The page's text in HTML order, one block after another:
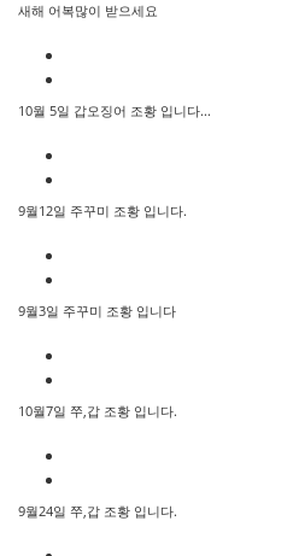
새해 어복많이 받으세요
10월 5일 갑오징어 조황 입니다...
9월12일 주꾸미 조황 입니다.
9월3일 주꾸미 조황 입니다
10월7일 쭈,갑 조황 입니다.
9월24일 쭈,갑 조황 입니다.